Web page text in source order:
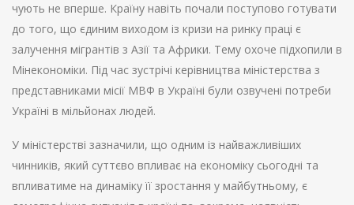
чують не вперше. Країну навіть почали поступово готувати
до того, що єдиним виходом із кризи на ринку праці є
залучення мігрантів з Азії та Африки. Тему охоче підхопили в
Мінекономіки. Під час зустрічі керівництва міністерства з
представниками місії МВФ в Україні були озвучені потреби
Україні в мільйонах людей.
У міністерстві зазначили, що одним із найважливіших
чинників, який суттєво впливає на економіку сьогодні та
впливатиме на динаміку її зростання у майбутньому, є